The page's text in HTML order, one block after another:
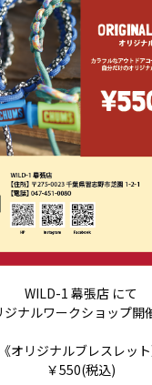
WILD-1 幕張店 にて
ジナルワークショップ開
《オリジナルブレスレット
￥550(税込)